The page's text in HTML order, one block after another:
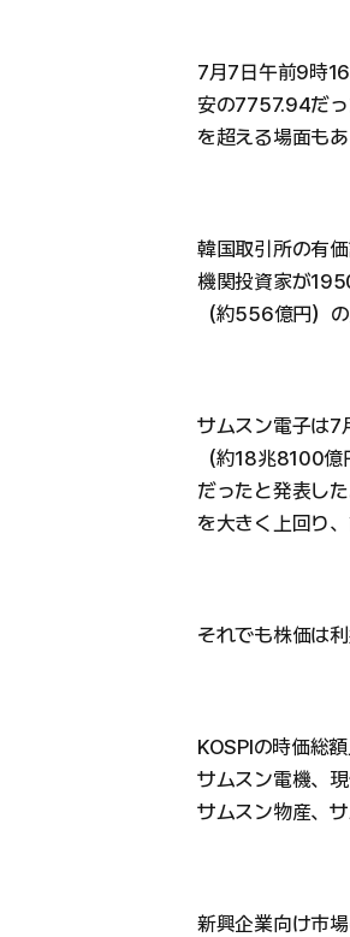
7月7日午前9時
安の7757.94だ
を超える場面もあ
韓国取引所の有
機関投資家が
（約556億円）
サムスン電子は7
（約18兆8100
だったと発表し
を大きく上回り
それでも株価は
KOSPIの時価総
サムスン電機、
サムスン物産、
新興企業向け市